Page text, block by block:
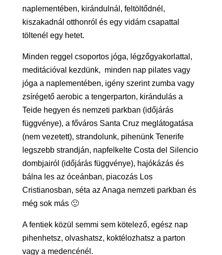
naplementében, kirándulnál, feltöltődnél,
kiszakadnál otthonról és egy vidám csapattal
töltenél egy hetet.
Minden reggel csoportos jóga, légzőgyakorlattal,
meditációval kezdünk, minden nap pilates vagy
jóga a naplementében, igény szerint zumba vagy
zsírégető aerobic a tengerparton, kirándulás a
Teide hegyen és nemzeti parkban (időjárás
függvénye), a főváros Santa Cruz meglátogatása
(nem vezetett), strandolunk, pihenünk Tenerife
legszebb strandján, napfelkelte Costa del Silencio
dombjairól (időjárás függvénye), hajókázás és
bálna les az óceánban, piacozás Los
Cristianosban, séta az Anaga nemzeti parkban és
még sok más 🙂
A fentiek közül semmi sem kötelező, egész nap
pihenhetsz, olvashatsz, koktélozhatsz a parton
vagy a medencénél.